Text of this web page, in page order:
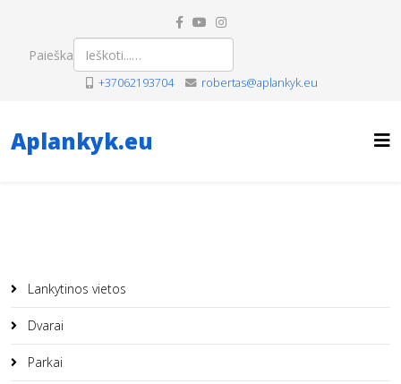
Paieška
+37062193704 robertas@aplankyk.eu
Aplankyk.eu
Lankytinos vietos
Dvarai
Parkai